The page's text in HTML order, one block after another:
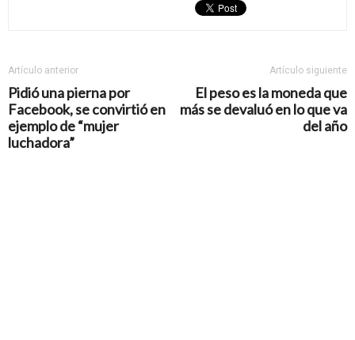
Artículo anterior
Pidió una pierna por
Facebook, se convirtió en
ejemplo de “mujer
luchadora”
Artículo siguiente
El peso es la moneda que
más se devaluó en lo que va
del año